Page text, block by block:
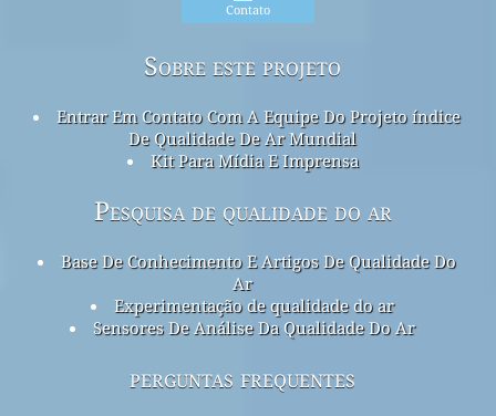
Contato
Sobre este projeto
Entrar Em Contato Com A Equipe Do Projeto índice
De Qualidade De Ar Mundial
Kit Para Mídia E Imprensa
Pesquisa de qualidade do ar
Base De Conhecimento E Artigos De Qualidade Do
Ar
Experimentação de qualidade do ar
Sensores De Análise Da Qualidade Do Ar
perguntas frequentes